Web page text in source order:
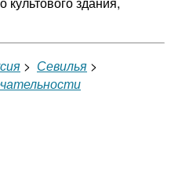
> Севилья >